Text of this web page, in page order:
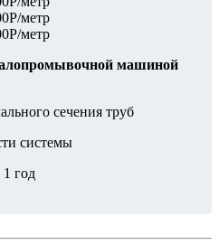
метр
метр
машиной
сечения труб
системы
год